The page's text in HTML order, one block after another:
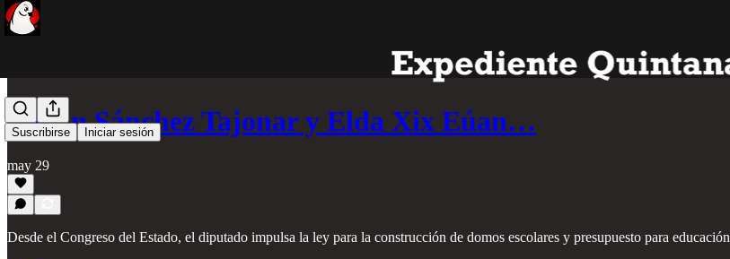
Suscribirse Iniciar sesión
Renán Sánchez Tajonar y Elda Xix Eúan…
may 29
Desde el Congreso del Estado, el diputado impulsa la ley para la construcción de domos escolares y presupuesto para educación